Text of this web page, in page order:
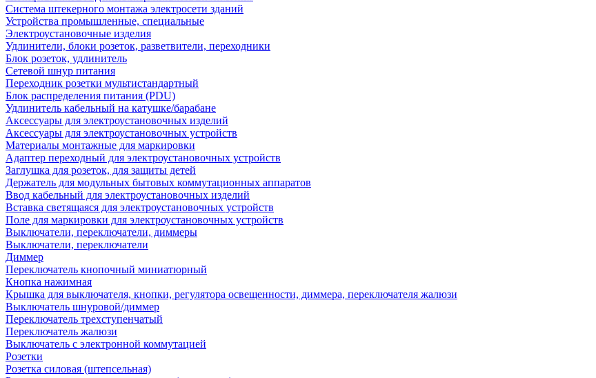
Система штекерного монтажа электросети зданий
Устройства промышленные, специальные
Электроустановочные изделия
Удлинители, блоки розеток, разветвители, переходники
Блок розеток, удлинитель
Сетевой шнур питания
Переходник розетки мультистандартный
Блок распределения питания (PDU)
Удлинитель кабельный на катушке/барабане
Аксессуары для электроустановочных изделий
Аксессуары для электроустановочных устройств
Материалы монтажные для маркировки
Адаптер переходный для электроустановочных устройств
Заглушка для розеток, для защиты детей
Держатель для модульных бытовых коммутационных аппаратов
Ввод кабельный для электроустановочных изделий
Вставка светящаяся для электроустановочных устройств
Поле для маркировки для электроустановочных устройств
Выключатели, переключатели, диммеры
Выключатели, переключатели
Диммер
Переключатель кнопочный миниатюрный
Кнопка нажимная
Крышка для выключателя, кнопки, регулятора освещенности, диммера, переключателя жалюзи
Выключатель шнуровой/диммер
Переключатель трехступенчатый
Переключатель жалюзи
Выключатель с электронной коммутацией
Розетки
Розетка силовая (штепсельная)